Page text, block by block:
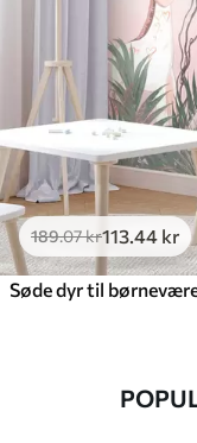
189.07kr113 .44 kr
Søde dyr til